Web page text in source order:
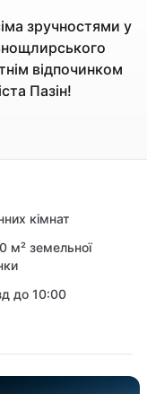
зручностями у
відпочинком
Пазін!
кімнат
м² земельної
до 10:00